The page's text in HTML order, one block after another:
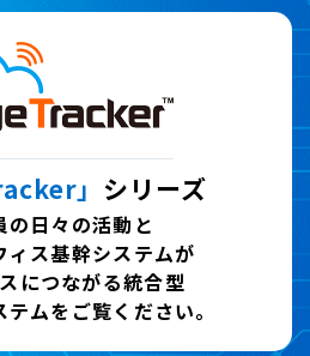
」 シリーズ
の日々の活動と
ィス基幹システムが
につながる統合型
ムをご覧ください。